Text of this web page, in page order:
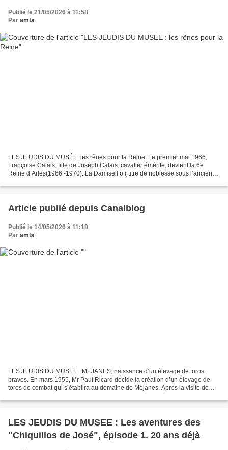
Publié le 21/05/2026 à 11:58
Par amta
LES JEUDIS DU MUSÉE: les rênes pour la Reine. Le premier mai 1966,
Françoise Calais, fille de Joseph Calais, cavalier émérite, devient la 6e
Reine d’Arles(1966 -1970). La Damisell o ( titre de noblesse sous l’ancien
Article publié depuis Canalblog
Publié le 14/05/2026 à 11:18
Par amta
LES JEUDIS DU MUSEE : MEJANES, naissance d’un élevage de toros
braves. En mars 1955, Mr Paul Ricard décide la création d’un élevage de
toros de combat qui s’établira au domaine de Méjanes. Après la visite de
LES JEUDIS DU MUSEE : Les aventures des
"Chiquillos de José", épisode 1. 20 ans déjà